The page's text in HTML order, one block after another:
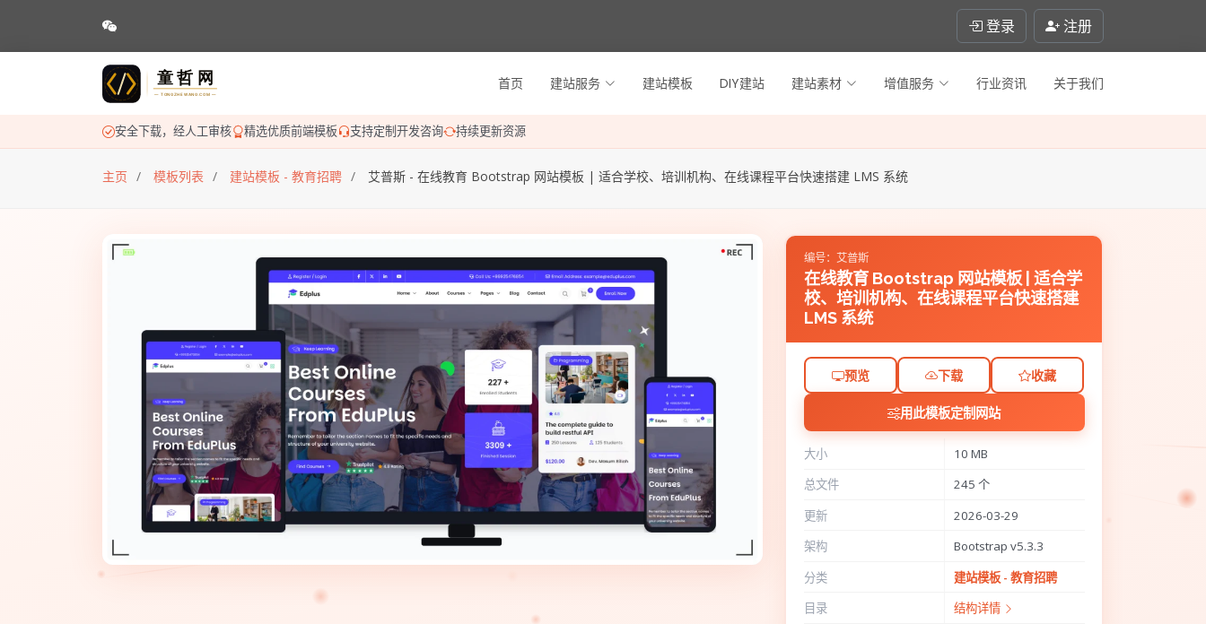
登录 注册
首页 建站服务 建站模板 DIY建站 建站素材 增值服务 行业资讯 关于我们
安全下载，经人工审核 精选优质前端模板 支持定制开发咨询 持续更新资源
主页 模板列表 建站模板 - 教育招聘 艾普斯 - 在线教育 Bootstrap 网站模板 | 适合学校、培训机构、在线课程平台快速搭建 LMS 系统
编号：艾普斯
在线教育 Bootstrap 网站模板 | 适合学
校、培训机构、在线课程平台快速搭建
LMS 系统
预览 下载 收藏
用此模板定制网站
大小
10 MB
总文件
245 个
更新
2026-03-29
架构
Bootstrap v5.3.3
分类
建站模板 - 教育招聘
目录
结构详情